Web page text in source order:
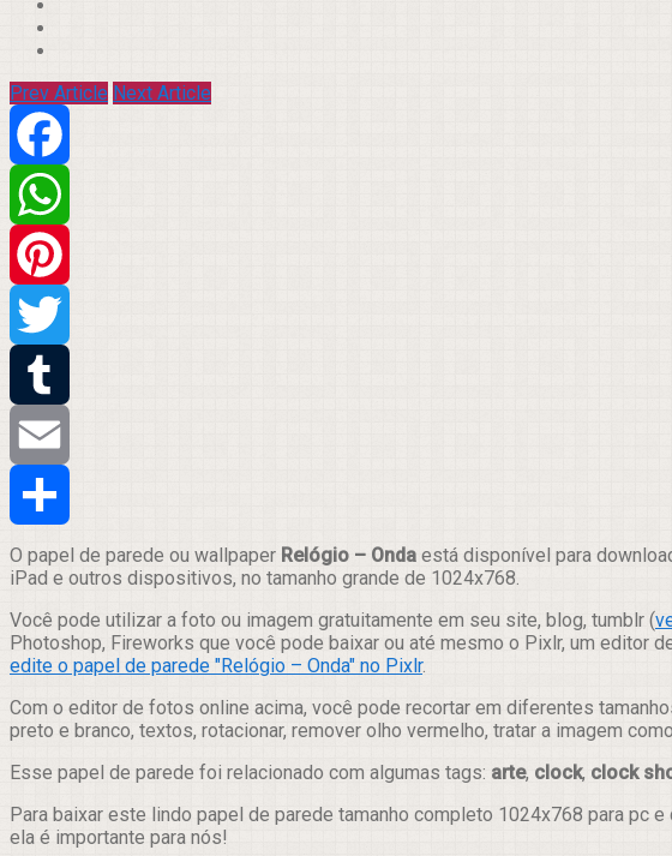
Prev Article Next Article
Facebook
WhatsApp
Pinterest
Twitter
Tumblr
Email
Compartilhar
O papel de parede ou wallpaper Relógio – Onda está disponível para
iPad e outros dispositivos, no tamanho grande de 1024x768.
Você pode utilizar a foto ou imagem gratuitamente em seu site, blog, tumblr (
Photoshop, Fireworks que você pode baixar ou até mesmo o Pixlr, um editor
edite o papel de parede "Relógio – Onda" no Pixlr.
Com o editor de fotos online acima, você pode recortar em diferentes
preto e branco, textos, rotacionar, remover olho vermelho, tratar a imagem
Esse papel de parede foi relacionado com algumas tags: arte, clock, clock
Para baixar este lindo papel de parede tamanho completo 1024x768 para pc
ela é importante para nós!